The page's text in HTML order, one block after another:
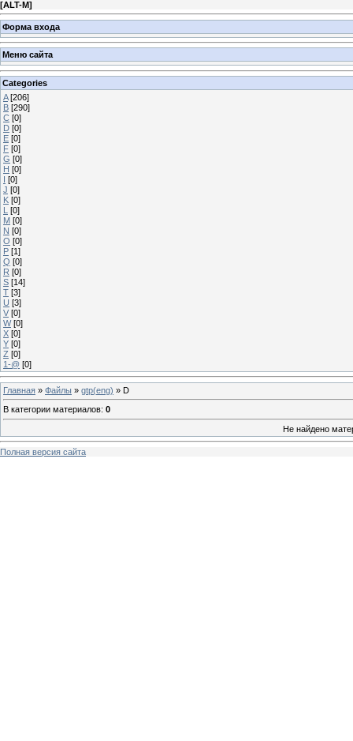
[ALT-M]
Форма входа
Меню сайта
Categories
A [206]
B [290]
C [0]
D [0]
E [0]
F [0]
G [0]
H [0]
I [0]
J [0]
K [0]
L [0]
M [0]
N [0]
O [0]
P [1]
Q [0]
R [0]
S [14]
T [3]
U [3]
V [0]
W [0]
X [0]
Y [0]
Z [0]
1-@ [0]
Главная » Файлы » gtp(eng) » D
В категории материалов: 0
Не найдено
Полная версия сайта